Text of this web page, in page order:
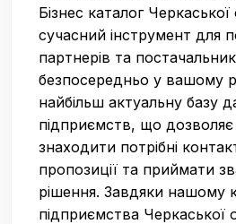
Бізнес каталог
сучасний інструмент для
партнерів та
безпосередньо у вашому
найбільш актуальну базу
підприємств, що
знаходити потрібні
пропозиції та приймати
рішення. Завдяки нашому
підприємства Черкаської